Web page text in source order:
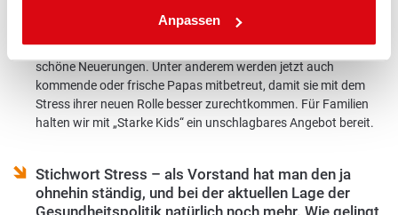
Anpassen
Sprechstunde „Kinderheldin“ wurde Keleya, die Begleiterin für
Schwangere und Mamas. Zudem gibt es inhaltlich ein paar
schöne Neuerungen. Unter anderem werden jetzt auch
kommende oder frische Papas mitbetreut, damit sie mit dem
Stress ihrer neuen Rolle besser zurechtkommen. Für Familien
halten wir mit „Starke Kids“ ein unschlagbares Angebot bereit.
Stichwort Stress – als Vorstand hat man den ja
ohnehin ständig, und bei der aktuellen Lage der
Gesundheitspolitik natürlich noch mehr. Wie gelingt